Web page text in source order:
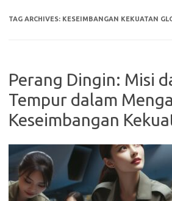
TAG ARCHIVES: KESEIMBANGAN KEKUATAN
Perang Dingin: Misi
Tempur dalam
Keseimbangan